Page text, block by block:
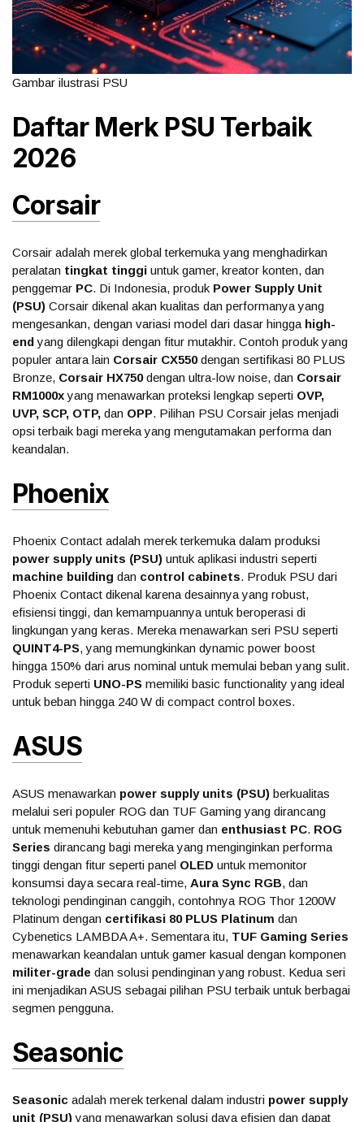
Gambar ilustrasi PSU
Daftar Merk PSU Terbaik
2026
Corsair
Corsair adalah merek global terkemuka yang menghadirkan
peralatan tingkat tinggi untuk gamer, kreator konten, dan
penggemar PC. Di Indonesia, produk Power Supply Unit
(PSU) Corsair dikenal akan kualitas dan performanya yang
mengesankan, dengan variasi model dari dasar hingga high-
endyang dilengkapi dengan fitur mutakhir. Contoh produk yang
populer antara lain Corsair CX550dengan sertifikasi 80 PLUS
Bronze, Corsair HX750dengan ultra-low noise, dan Corsair
RM1000xyang menawarkan proteksi lengkap seperti OVP,
UVP, SCP, OTP, dan OPP. Pilihan PSU Corsair jelas menjadi
opsi terbaik bagi mereka yang mengutamakan performa dan
keandalan.
Phoenix
Phoenix Contact adalah merek terkemuka dalam produksi
power supply units (PSU) untuk aplikasi industri seperti
machine building dan control cabinets. Produk PSU dari
Phoenix Contact dikenal karena desainnya yang robust,
efisiensi tinggi, dan kemampuannya untuk beroperasi di
lingkungan yang keras. Mereka menawarkan seri PSU seperti
QUINT4-PS, yang memungkinkan dynamic power boost
hingga 150% dari arus nominal untuk memulai beban yang sulit.
Produk seperti UNO-PS memiliki basic functionality yang ideal
untuk beban hingga 240 W di compact control boxes.
ASUS
ASUS menawarkan power supply units (PSU) berkualitas
melalui seri populer ROG dan TUF Gaming yang dirancang
untuk memenuhi kebutuhan gamer dan enthusiast PC. ROG
Series dirancang bagi mereka yang menginginkan performa
tinggi dengan fitur seperti panel OLED untuk memonitor
konsumsi daya secara real-time, Aura Sync RGB, dan
teknologi pendinginan canggih, contohnya ROG Thor 1200W
Platinum dengan certifikasi 80 PLUS Platinum dan
Cybenetics LAMBDA A+. Sementara itu, TUF Gaming Series
menawarkan keandalan untuk gamer kasual dengan komponen
militer-grade dan solusi pendinginan yang robust. Kedua seri
ini menjadikan ASUS sebagai pilihan PSU terbaik untuk berbagai
segmen pengguna.
Seasonic
Seasonic adalah merek terkenal dalam industri power supply
unit (PSU)yang menawarkan solusi daya efisien dan dapat